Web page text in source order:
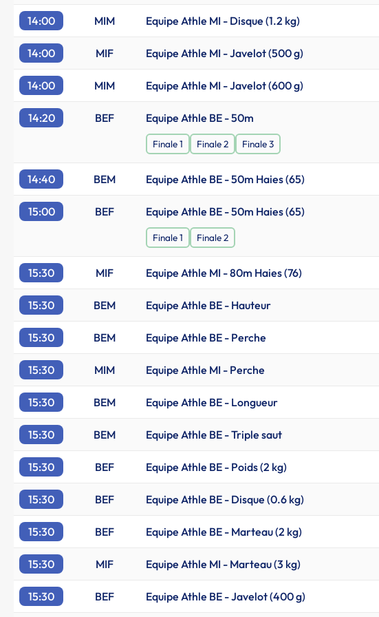
14:00 MIM Equipe Athle MI - Disque (1.2 kg)
14:00 MIF Equipe Athle MI - Javelot (500 g)
14:00 MIM Equipe Athle MI - Javelot (600 g)
14:20 BEF Equipe Athle BE - 50m
Finale 1 Finale 2 Finale 3
14:40 BEM Equipe Athle BE - 50m Haies (65)
15:00 BEF Equipe Athle BE - 50m Haies (65)
Finale 1 Finale 2
15:30 MIF Equipe Athle MI - 80m Haies (76)
15:30 BEM Equipe Athle BE - Hauteur
15:30 BEM Equipe Athle BE - Perche
15:30 MIM Equipe Athle MI - Perche
15:30 BEM Equipe Athle BE - Longueur
15:30 BEM Equipe Athle BE - Triple saut
15:30 BEF Equipe Athle BE - Poids (2 kg)
15:30 BEF Equipe Athle BE - Disque (0.6 kg)
15:30 BEF Equipe Athle BE - Marteau (2 kg)
15:30 MIF Equipe Athle MI - Marteau (3 kg)
15:30 BEF Equipe Athle BE - Javelot (400 g)